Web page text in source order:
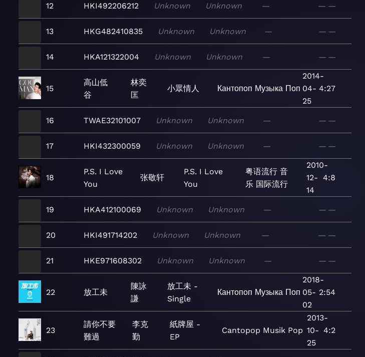
12 HKI492206212 Unknown Unknown — — —
13 HKG482410835 Unknown Unknown — — —
14 HKA121322004 Unknown Unknown — — —
15
高山低
谷
林奕
匡
小眾情人 Кантопоп Музыка Поп
2014-
04-
25
4:27
16 TWAE32101007 Unknown Unknown — — —
17 HKI432300059 Unknown Unknown — — —
18
P.S. I Love
You
张敬轩
P.S. I Love
You
粤语流行 音
乐 国际流行
2010-
12-
14
4:8
19 HKA412100069 Unknown Unknown — — —
20 HKI491714202 Unknown Unknown — — —
21 HKE971608302 Unknown Unknown — — —
22 放工未
陳詠
謙
放工未 -
Single
Кантопоп Музыка Поп
2018-
05-
02
2:54
23
請你不要
難過
李克
勤
紙牌屋 -
EP
Cantopop Musik Pop
2013-
10-
25
4:2